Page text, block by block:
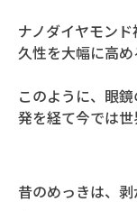
ナノダイヤモン
久性を大幅に高め
このように、眼
発を経て今では世
昔のめっきは、